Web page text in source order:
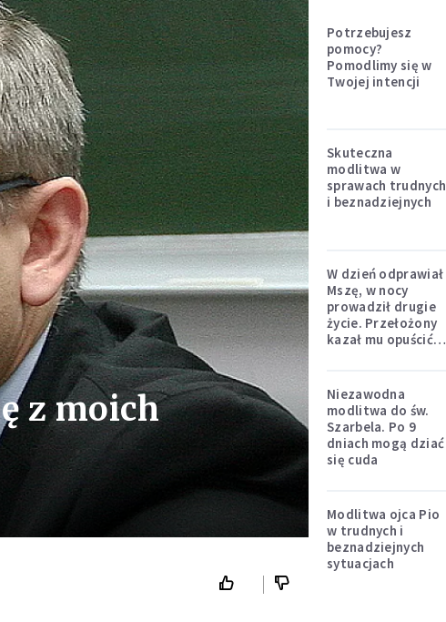
z moich
Potrzebujesz
pomocy?
Pomodlimy się w
Twojej intencji
Skuteczna
modlitwa w
sprawach trudnych
i beznadziejnych
W dzień odprawiał
Mszę, w nocy
prowadził drugie
życie. Przełożony
kazał mu opuścić
Niezawodna
modlitwa do św.
Szarbela. Po 9
dniach mogą dziać
się cuda
Modlitwa ojca Pio
w trudnych i
beznadziejnych
sytuacjach